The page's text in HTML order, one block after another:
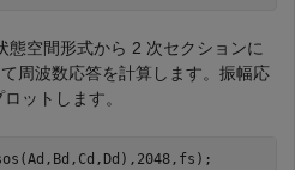
態空間形式から 2 次セクションに
周波数応答を計算します。振幅応
ットします。